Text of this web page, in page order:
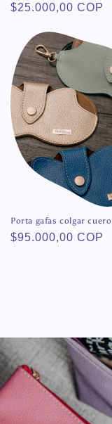
Precio
$25.000,00 COP
Porta gafas colgar
Precio
$95.000,00 COP